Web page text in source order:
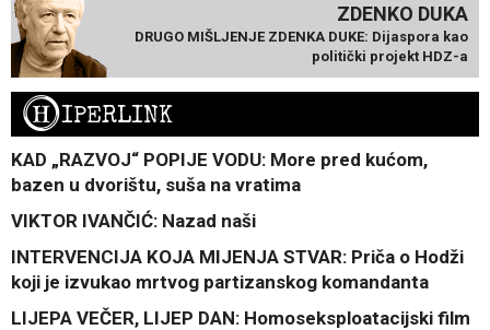
ZDENKO DUKA
DRUGO MIŠLJENJE ZDENKA DUKE: Dijaspora kao
politički projekt HDZ-a
HIPERLINK
KAD „RAZVOJ“ POPIJE VODU: More pred kućom,
bazen u dvorištu, suša na vratima
VIKTOR IVANČIĆ: Nazad naši
INTERVENCIJA KOJA MIJENJA STVAR: Priča o Hodži
koji je izvukao mrtvog partizanskog komandanta
LIJEPA VEČER, LIJEP DAN: Homoseksploatacijski film